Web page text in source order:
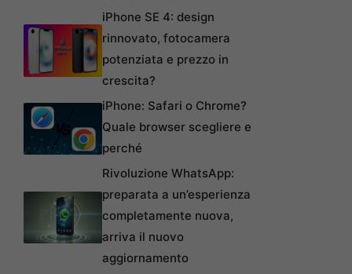
iPhone SE 4: design
rinnovato, fotocamera
potenziata e prezzo in
crescita?
iPhone: Safari o Chrome?
Quale browser scegliere e
perché
Rivoluzione WhatsApp:
preparata a un’esperienza
completamente nuova,
arriva il nuovo
aggiornamento